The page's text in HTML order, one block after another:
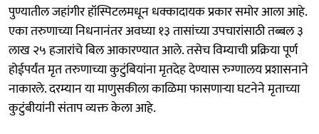
पुण्यातील जहांगीर हॉस्पिटलमधून धक्कादायक प्रकार समोर आला आहे.
एका तरुणाच्या निधनानंतर अवघ्या १३ तासांच्या उपचारांसाठी तब्बल ३
लाख २५ हजारांचे बिल आकारण्यात आले. तसेच विम्याची प्रक्रिया पूर्ण
होईपर्यंत मृत तरुणाच्या कुटुंबियांना मृतदेह देण्यास रुग्णालय प्रशासनाने
नाकारले. दरम्यान या माणुसकीला काळिमा फासणाऱ्या घटनेने मृताच्या
कुटुंबीयांनी संताप व्यक्त केला आहे.